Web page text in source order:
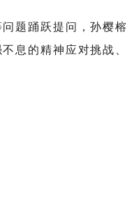
题踊跃提问，孙樱榕
息的精神应对挑战、